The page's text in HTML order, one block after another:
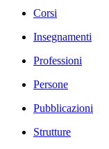
Corsi
Insegnamenti
Professioni
Persone
Pubblicazioni
Strutture